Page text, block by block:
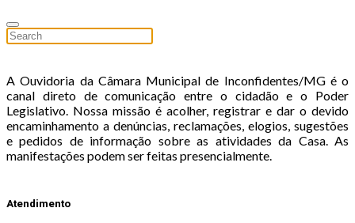
A Ouvidoria da Câmara Municipal de Inconfidentes/MG é o
canal direto de comunicação entre o cidadão e o Poder
Legislativo. Nossa missão é acolher, registrar e dar o devido
encaminhamento a denúncias, reclamações, elogios, sugestões
e pedidos de informação sobre as atividades da Casa. As
manifestações podem ser feitas presencialmente.
Atendimento